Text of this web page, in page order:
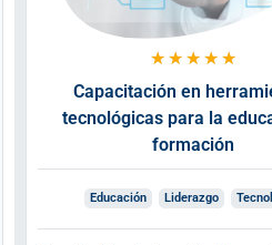
★ ★ ★ ★ ★
Capacitación en
tecnológicas para la
formación
Educación Liderazgo